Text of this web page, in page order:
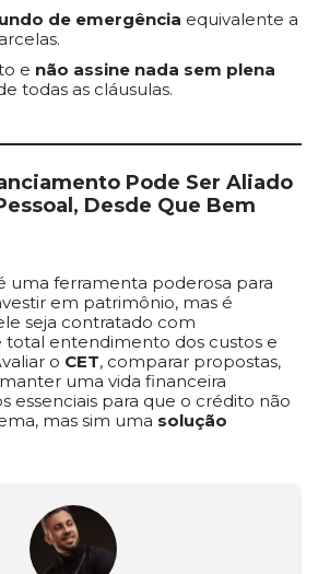
de emergência equivalente a
e não assine nada sem plena
todas as cláusulas.
Pode Ser Aliado
Desde Que Bem
uma ferramenta poderosa para
em patrimônio, mas é
seja contratado com
total entendimento dos custos e
o CET, comparar propostas,
uma vida financeira
essenciais para que o crédito não
mas sim uma solução